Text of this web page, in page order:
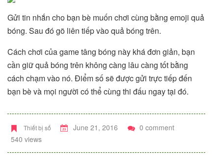
Gửi tin nhắn cho bạn bè muốn chơi cùng bằng emoji quả
bóng. Sau đó gõ liên tiếp vào quả bóng trên.
Cách chơi của game tâng bóng này khá đơn giản, bạn
cần giữ quả bóng trên không càng lâu càng tốt bằng
cách chạm vào nó. Điểm số sẽ được gửi trực tiếp đến
bạn bè và mọi người có thể cùng thi đấu ngay tại đó.
Thiết bị số June 21, 2016
0 comment
540 views